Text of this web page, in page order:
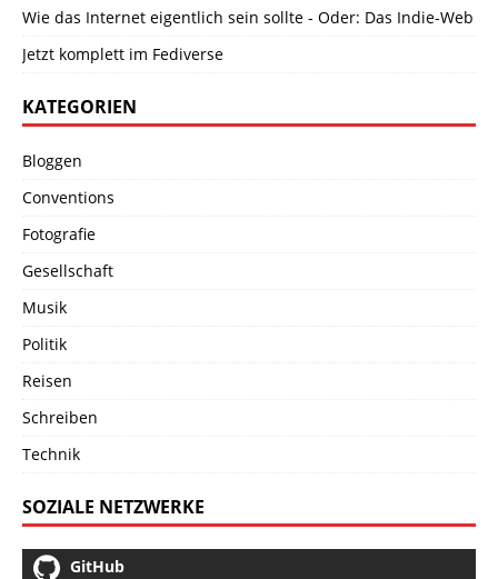
Wie das Internet eigentlich sein sollte - Oder: Das Indie-Web
Jetzt komplett im Fediverse
KATEGORIEN
Bloggen
Conventions
Fotografie
Gesellschaft
Musik
Politik
Reisen
Schreiben
Technik
SOZIALE NETZWERKE
GitHub